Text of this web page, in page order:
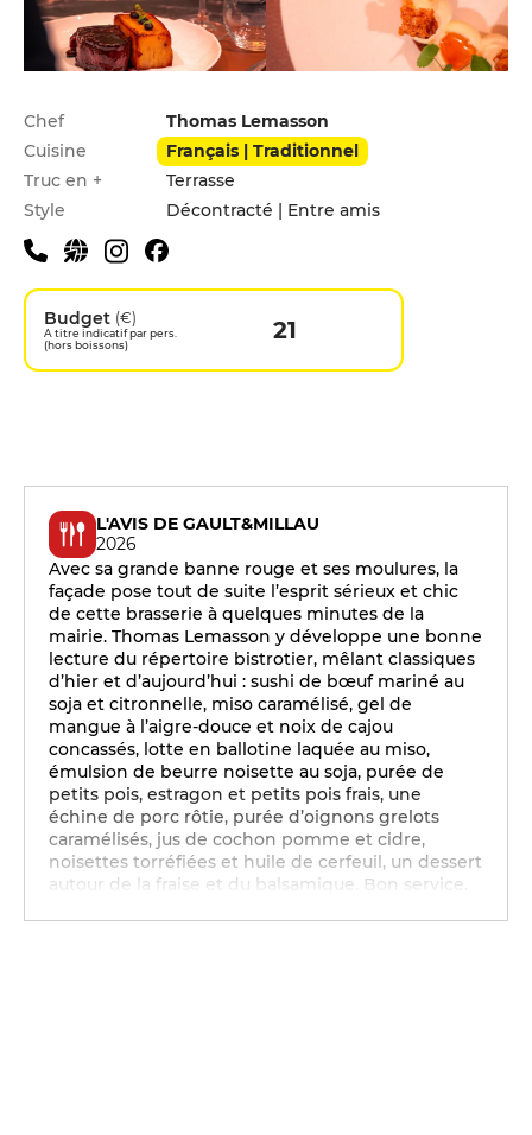
Infos pratiques
Chef
Thomas Lemasson
Cuisine
Français | Traditionnel
Truc en +
Terrasse
Style
Décontracté | Entre amis
Budget (€)
A titre indicatif par pers.
(hors boissons)
21
L'AVIS DE GAULT&MILLAU
2026
Avec sa grande banne rouge et ses moulures, la
façade pose tout de suite l’esprit sérieux et chic
de cette brasserie à quelques minutes de la
mairie. Thomas Lemasson y développe une bonne
lecture du répertoire bistrotier, mêlant classiques
d’hier et d’aujourd’hui : sushi de bœuf mariné au
soja et citronnelle, miso caramélisé, gel de
mangue à l’aigre-douce et noix de cajou
concassés, lotte en ballotine laquée au miso,
émulsion de beurre noisette au soja, purée de
petits pois, estragon et petits pois frais, une
échine de porc rôtie, purée d’oignons grelots
caramélisés, jus de cochon pomme et cidre,
noisettes torréfiées et huile de cerfeuil, un dessert
autour de la fraise et du balsamique. Bon service.